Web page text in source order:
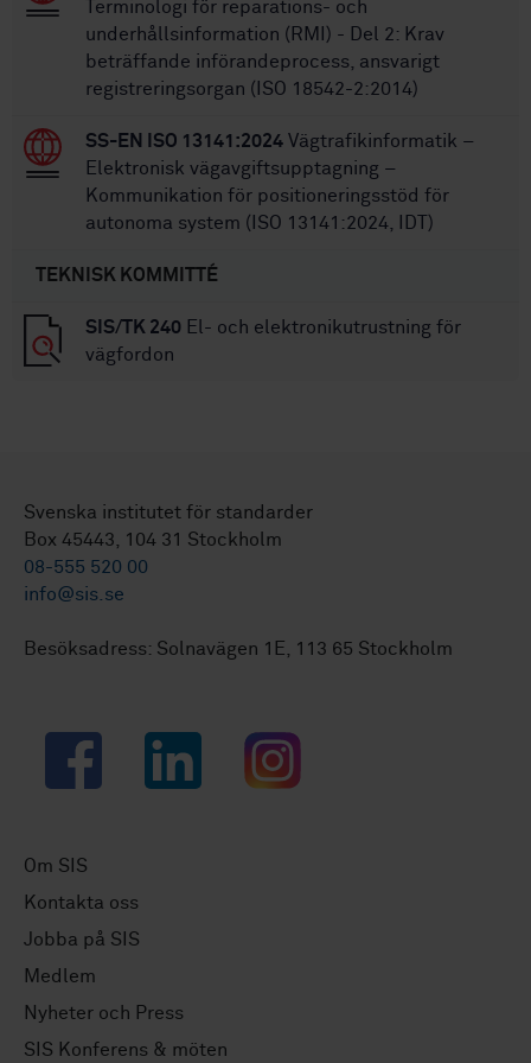
Terminologi för reparations- och
underhållsinformation (RMI) - Del 2: Krav
beträffande införandeprocess, ansvarigt
registreringsorgan (ISO 18542-2:2014)
SS-EN ISO 13141:2024 Vägtrafikinformatik –
Elektronisk vägavgiftsupptagning –
Kommunikation för positioneringsstöd för
autonoma system (ISO 13141:2024, IDT)
TEKNISK KOMMITTÉ
SIS/TK 240 El- och elektronikutrustning för
vägfordon
Svenska institutet för standarder
Box 45443, 104 31 Stockholm
08-555 520 00
info@sis.se
Besöksadress: Solnavägen 1E, 113 65 Stockholm
Facebook LinkedIn Instagram
Om SIS
Kontakta oss
Jobba på SIS
Medlem
Nyheter och Press
SIS Konferens & möten